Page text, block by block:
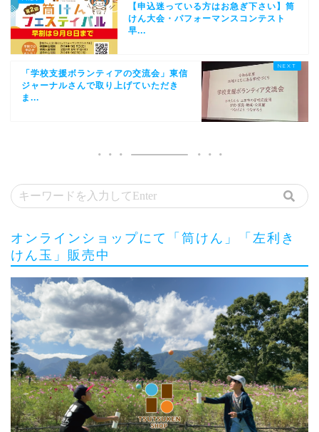
【申込迷っている方はお急ぎ下さい】筒
けん大会・パフォーマンスコンテスト
早...
「学校支援ボランティアの交流会」東信
ジャーナルさんで取り上げていただき
ま...
オンラインショップにて「筒けん」「左利き
けん玉」販売中